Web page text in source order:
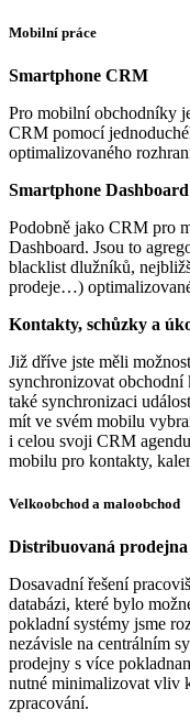
Mobilní práce
Smartphone CRM
Pro mobilní obchodníky
CRM pomocí
optimalizovaného
Smartphone Dashboard
Podobně jako CRM pro
Dashboard. Jsou to
blacklist dlužníků,
prodeje…)
Kontakty, schůzky a
Již dříve jste měli
synchronizovat
také synchronizaci
mít ve svém mobilu
i celou svoji CRM
mobilu pro kontakty,
Velkoobchod a maloobchod
Distribuovaná prodejna
Dosavadní řešení
databázi, které bylo
pokladní systémy jsme
nezávisle na centrálním
prodejny s více
nutné minimalizovat vliv
zpracování.